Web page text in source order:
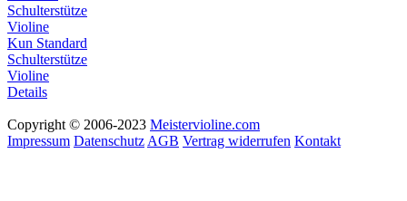
Kun Standard
Schulterstütze
Violine
Details
Copyright © 2006-2023 Meistervioline.com
Impressum Datenschutz AGB Vertrag widerrufen Kontakt